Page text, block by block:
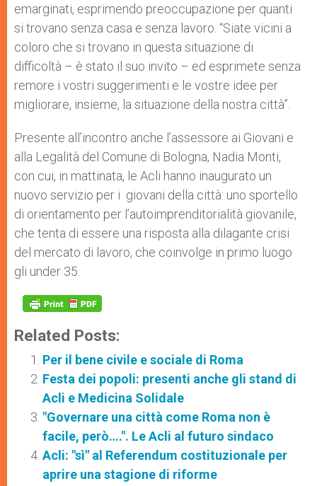
emarginati, esprimendo preoccupazione per quanti
si trovano senza casa e senza lavoro. “Siate vicini a
coloro che si trovano in questa situazione di
difficoltà – è stato il suo invito – ed esprimete senza
remore i vostri suggerimenti e le vostre idee per
migliorare, insieme, la situazione della nostra città”.
Presente all’incontro anche l’assessore ai Giovani e
alla Legalità del Comune di Bologna, Nadia Monti,
con cui, in mattinata, le Acli hanno inaugurato un
nuovo servizio per i giovani della città: uno sportello
di orientamento per l’autoimprenditorialità giovanile,
che tenta di essere una risposta alla dilagante crisi
del mercato di lavoro, che coinvolge in primo luogo
gli under 35.
Related Posts:
Per il bene civile e sociale di Roma
Festa dei popoli: presenti anche gli stand di
Acli e Medicina Solidale
"Governare una città come Roma non è
facile, però….". Le Acli al futuro sindaco
Acli: "sì" al Referendum costituzionale per
aprire una stagione di riforme